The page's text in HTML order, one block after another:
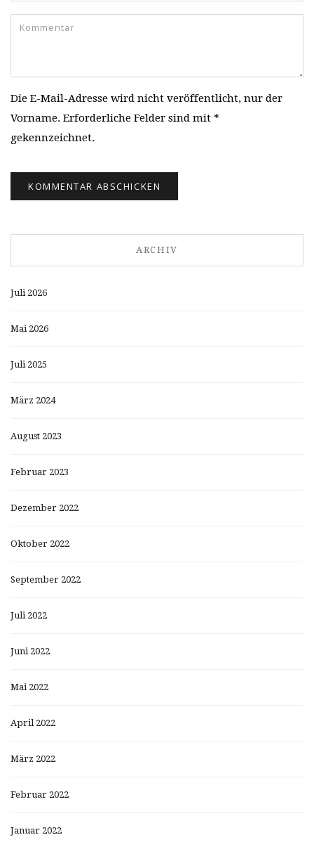
Die E-Mail-Adresse wird nicht veröffentlicht, nur der
Vorname. Erforderliche Felder sind mit *
gekennzeichnet.
ARCHIV
Juli 2026
Mai 2026
Juli 2025
März 2024
August 2023
Februar 2023
Dezember 2022
Oktober 2022
September 2022
Juli 2022
Juni 2022
Mai 2022
April 2022
März 2022
Februar 2022
Januar 2022